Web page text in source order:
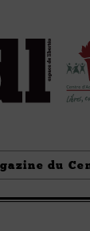
du